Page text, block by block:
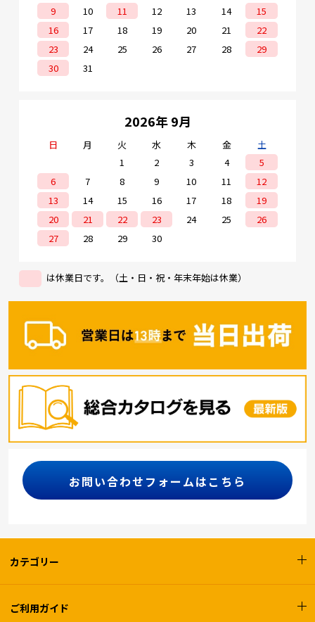
9
10 11 12 13 14
15
16
17 18 19 20 21
22
23
24 25 26 27 28
29
30
31
2026年 9月
日 月 火 水 木 金
土
1
2 3 4
5
6
7 8 9 10 11
12
13
14 15 16 17 18
19
20
21 22 23 24 25
26
27
28 29 30
は休業日です。（土・日・祝・年末年始は休業）
お問い合わせフォームはこちら
カテゴリー
ご利用ガイド